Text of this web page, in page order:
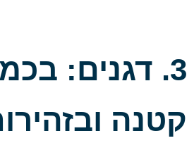
3. דגנים:
קטנה